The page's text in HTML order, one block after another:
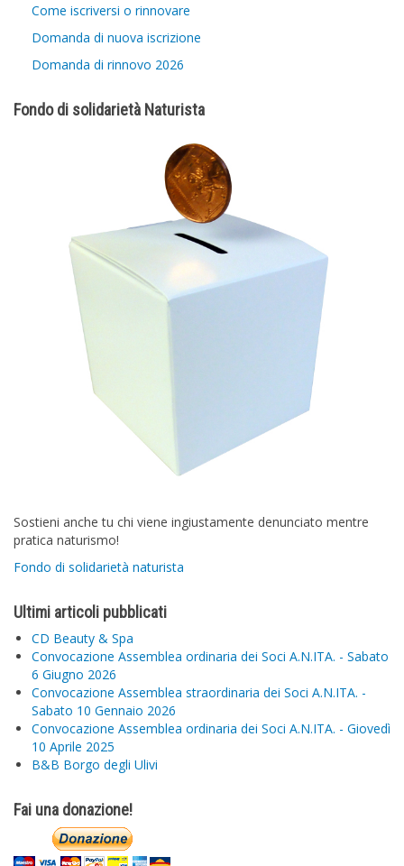
Come iscriversi o rinnovare
Domanda di nuova iscrizione
Domanda di rinnovo 2026
Fondo di solidarietà Naturista
Sostieni anche tu chi viene ingiustamente denunciato mentre
pratica naturismo!
Fondo di solidarietà naturista
Ultimi articoli pubblicati
CD Beauty & Spa
Convocazione Assemblea ordinaria dei Soci A.N.ITA. - Sabato
6 Giugno 2026
Convocazione Assemblea straordinaria dei Soci A.N.ITA. -
Sabato 10 Gennaio 2026
Convocazione Assemblea ordinaria dei Soci A.N.ITA. - Giovedì
10 Aprile 2025
B&B Borgo degli Ulivi
Fai una donazione!